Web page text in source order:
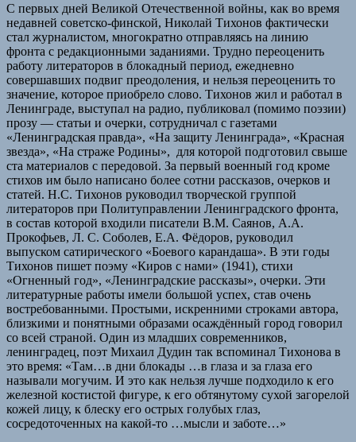
С первых дней Великой Отечественной войны, как во время
недавней советско-финской, Николай Тихонов фактически
стал журналистом, многократно отправляясь на линию
фронта с редакционными заданиями. Трудно переоценить
работу литераторов в блокадный период, ежедневно
совершавших подвиг преодоления, и нельзя переоценить то
значение, которое приобрело слово. Тихонов жил и работал в
Ленинграде, выступал на радио, публиковал (помимо поэзии)
прозу — статьи и очерки, сотрудничал с газетами
«Ленинградская правда», «На защиту Ленинграда», «Красная
звезда», «На страже Родины», для которой подготовил свыше
ста материалов с передовой. За первый военный год кроме
стихов им было написано более сотни рассказов, очерков и
статей. Н.С. Тихонов руководил творческой группой
литераторов при Политуправлении Ленинградского фронта,
в состав которой входили писатели В.М. Саянов, А.А.
Прокофьев, Л. С. Соболев, Е.А. Фёдоров, руководил
выпуском сатирического «Боевого карандаша». В эти годы
Тихонов пишет поэму «Киров с нами» (1941), стихи
«Огненный год», «Ленинградские рассказы», очерки. Эти
литературные работы имели большой успех, став очень
востребованными. Простыми, искренними строками автора,
близкими и понятными образами осаждённый город говорил
со всей страной. Один из младших современников,
ленинградец, поэт Михаил Дудин так вспоминал Тихонова в
это время: «Там…в дни блокады …в глаза и за глаза его
называли могучим. И это как нельзя лучше подходило к его
железной костистой фигуре, к его обтянутому сухой загорелой
кожей лицу, к блеску его острых голубых глаз,
сосредоточенных на какой-то …мысли и заботе…»